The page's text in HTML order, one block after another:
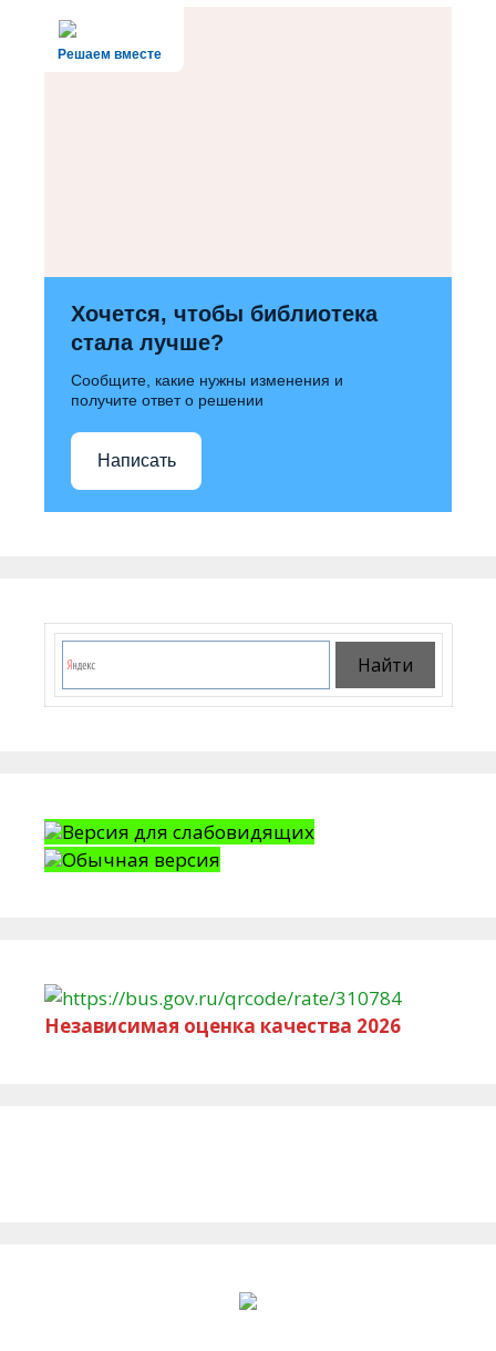
Решаем вместе
Хочется, чтобы библиотека
стала лучше?
Сообщите, какие нужны изменения и
получите ответ о решении
Написать
Версия для слабовидящих
Обычная версия
Независимая оценка качества 2026